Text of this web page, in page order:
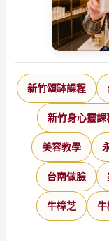
新竹頌缽課程
新竹身心靈課
美容教學
台南做臉
牛樟芝 牛